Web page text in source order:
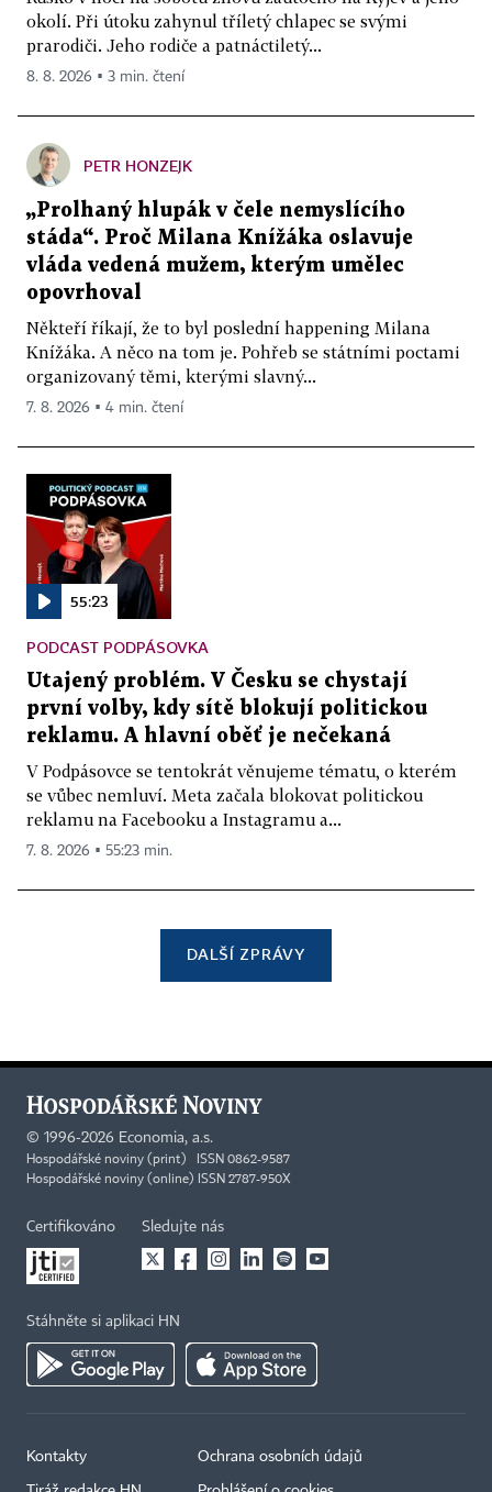
okolí. Při útoku zahynul tříletý chlapec se svými
prarodiči. Jeho rodiče a patnáctiletý...
8. 8. 2026 ▪ 3 min. čtení
PETR HONZEJK
„Prolhaný hlupák v čele nemyslícího
stáda“. Proč Milana Knížáka oslavuje
vláda vedená mužem, kterým umělec
opovrhoval
Někteří říkají, že to byl poslední happening Milana
Knížáka. A něco na tom je. Pohřeb se státními poctami
organizovaný těmi, kterými slavný...
7. 8. 2026 ▪ 4 min. čtení
55:23
PODCAST PODPÁSOVKA
Utajený problém. V Česku se chystají
první volby, kdy sítě blokují politickou
reklamu. A hlavní oběť je nečekaná
V Podpásovce se tentokrát věnujeme tématu, o kterém
se vůbec nemluví. Meta začala blokovat politickou
reklamu na Facebooku a Instagramu a...
7. 8. 2026 ▪ 55:23 min.
DALŠÍ ZPRÁVY
© 1996-2026 Economia, a.s.
Hospodářské noviny (print) ISSN 0862-9587
Hospodářské noviny (online) ISSN 2787-950X
Certifikováno Sledujte nás
Stáhněte si aplikaci HN
Kontakty Ochrana osobních údajů